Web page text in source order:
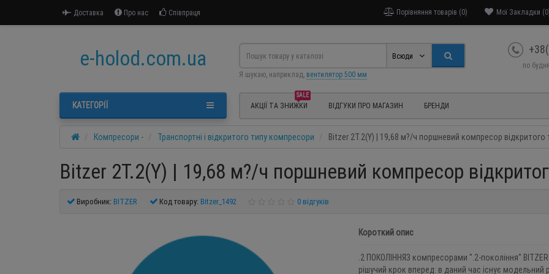
Доставка Про нас Співпраця Мої Закладки
Порівняння товарів (0)
e-holod.com.ua по
Всюди
Я шукаю, наприклад, вентилятор 500 мм
SALE
АКЦІЇ ТА ЗНИЖКИ ВІДГУКИ ПРО МАГАЗИН БРЕНДИ
КАТЕГОРІЇ
Компресори - Транспортні і відкритого типу компресори Bitzer 2T.2(Y) | 19,68 м?/ч поршневий компресор відкритого
Bitzer 2T.2(Y) | 19,68 м?/ч поршневий компресор
Виробник: BITZER Код товару: Bitzer_1492 0 відгуків
Короткий опис
.2 ПОКОЛІННЯЗ компресорами ".2-покоління"
рішучий крок вперед: в даний час існує модельний